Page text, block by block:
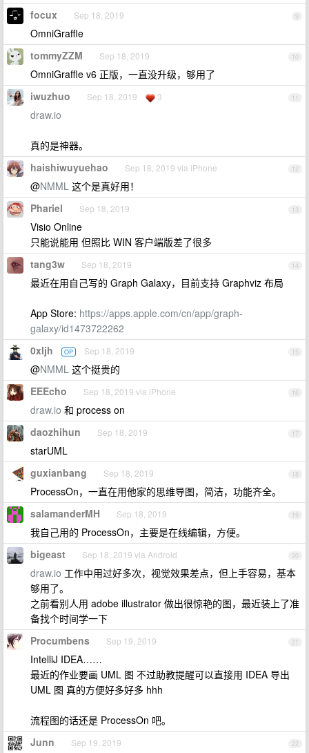
9
focux Sep 18, 2019
OmniGraffle
10
tommyZZM Sep 18, 2019
OmniGraffle v6 正版，一直没升级，够用了
11
iwuzhuo Sep 18, 2019 3
draw.io
真的是神器。
12
haishiwuyuehao Sep 18, 2019 via iPhone
@NMML 这个是真好用！
13
Phariel Sep 18, 2019
Visio Online
只能说能用 但照比 WIN 客户端版差了很多
14
tang3w Sep 18, 2019
最近在用自己写的 Graph Galaxy，目前支持 Graphviz 布局
App Store: https://apps.apple.com/cn/app/graph-
galaxy/id1473722262
15
0xljh OP Sep 18, 2019
@NMML 这个挺贵的
16
EEEcho Sep 18, 2019 via iPhone
draw.io 和 process on
17
daozhihun Sep 18, 2019
starUML
18
guxianbang Sep 18, 2019
ProcessOn，一直在用他家的思维导图，简洁，功能齐全。
19
salamanderMH Sep 18, 2019
我自己用的 ProcessOn，主要是在线编辑，方便。
20
bigeast Sep 18, 2019 via Android
draw.io 工作中用过好多次，视觉效果差点，但上手容易，基本
够用了。
之前看别人用 adobe illustrator 做出很惊艳的图，最近装上了准
备找个时间学一下
21
Procumbens Sep 19, 2019
IntelliJ IDEA……
最近的作业要画 UML 图 不过助教提醒可以直接用 IDEA 导出
UML 图 真的方便好多好多 hhh
流程图的话还是 ProcessOn 吧。
22
Junn Sep 19, 2019